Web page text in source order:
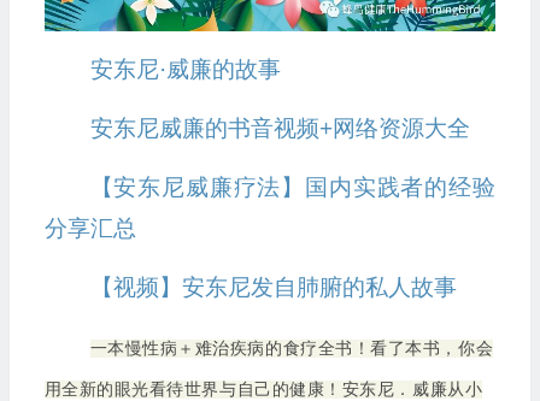
安东尼·威廉的故事
安东尼威廉的书音视频+网络资源大全
【安东尼威廉疗法】国内实践者的经验
分享汇总
【视频】安东尼发自肺腑的私人故事
一本慢性病＋难治疾病的食疗全书！看了本书，你会
用全新的眼光看待世界与自己的健康！安东尼．威廉从小